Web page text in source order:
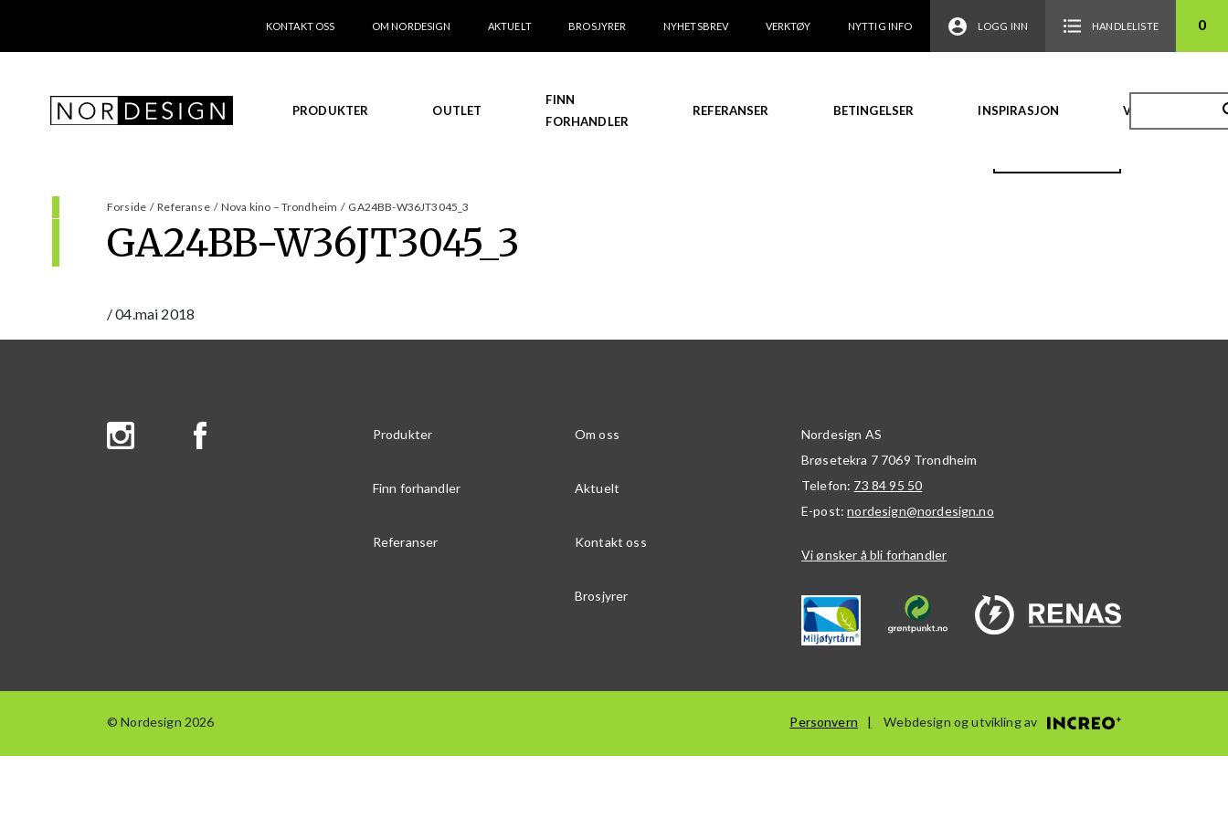
KONTAKT OSS OM NORDESIGN AKTUELT BROSJYRER NYHETSBREV VERKTØY NYTTIG INFO LOGG INN HANDLELISTE 0
PRODUKTER OUTLET
FINN
FORHANDLER
REFERANSER BETINGELSER INSPIRASJON VIDEO
Forside / Referanse / Nova kino – Trondheim / GA24BB-W36JT3045_3
GA24BB-W36JT3045_3
/04.mai 2018
Produkter Om oss
Finn forhandler Aktuelt
Referanser Kontakt oss
Brosjyrer
Nordesign AS
Brøsetekra 7 7069 Trondheim
Telefon: 73 84 95 50
E-post:nordesign@nordesign.no
Vi ønsker å bli forhandler
© Nordesign 2026 Personvern Webdesign og utvikling av